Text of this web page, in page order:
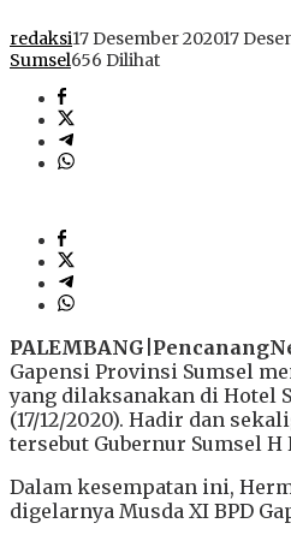
redaksi17 Desember 202017
Sumsel656 Dilihat
Gapensi Provinsi Sumsel
yang dilaksanakan di Hotel
(17/12/2020). Hadir dan
tersebut Gubernur Sumsel H
Dalam kesempatan ini,
digelarnya Musda XI BPD